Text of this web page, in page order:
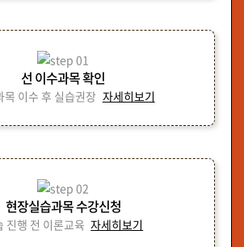
선 이수과목 확인
목 이수 후 실습권장 자세히보기
현장실습과목 수강신청
진행 전 이론교육 자세히보기